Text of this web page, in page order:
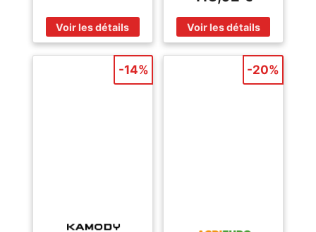
0601083101
06019E4002
-14% -20%